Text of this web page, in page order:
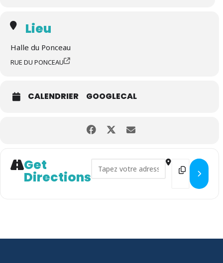
Lieu
Halle du Ponceau
RUE DU PONCEAU
CALENDRIER GOOGLECAL
Get
Directions
Address - Les Échappées à
Destination